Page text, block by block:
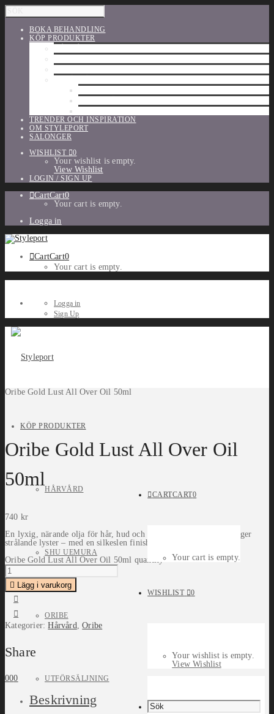
BOKA BEHANDLING
KÖP PRODUKTER
TRENDER OCH INSPIRATION
OM STYLEPORT
SALONGER
WISHLIST
0
Your wishlist is empty.
View Wishlist
LOGIN / SIGN UP
CartCart0
Your cart is empty.
Logga in
CartCart0
Your cart is empty.
Logga in
Sign Up
KÖP PRODUKTER
HÅRVÅRD
SHU UEMURA
ORIBE
UTFÖRSÄLJNING
CARTCART0
Your cart is empty.
WISHLIST 0
Your wishlist is empty.
View Wishlist
Oribe Gold Lust All Over Oil 50ml
Oribe Gold Lust All Over Oil
50ml
740 kr
En lyxig, närande olja för hår, hud och kropp som återfuktar och ger
strålande lyster – med en silkeslen finish och ikonisk doft.
Oribe Gold Lust All Over Oil 50ml quantity
Lägg i varukorg
Kategorier:Hårvård,Oribe
Share
000
Beskrivning